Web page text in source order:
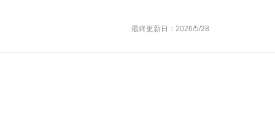
最終更新日：2026/5/28